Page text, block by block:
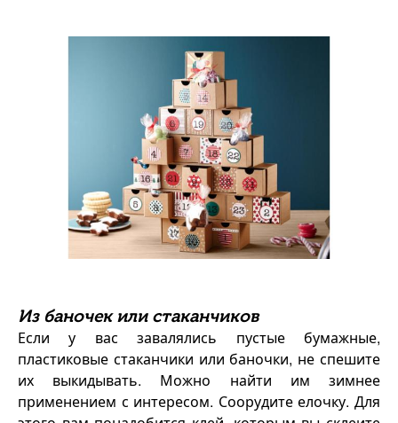
Из баночек или стаканчиков
Если у вас завалялись пустые бумажные,
пластиковые стаканчики или баночки, не спешите
их выкидывать. Можно найти им зимнее
применением с интересом. Соорудите елочку. Для